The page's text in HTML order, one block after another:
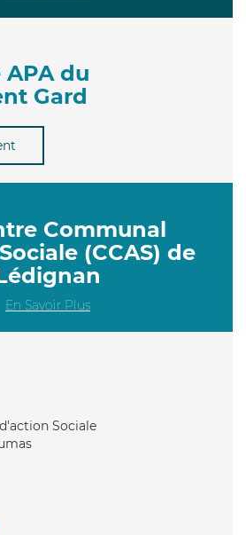
du
Gard
Communal
(CCAS) de
En Savoir Plus
Sociale